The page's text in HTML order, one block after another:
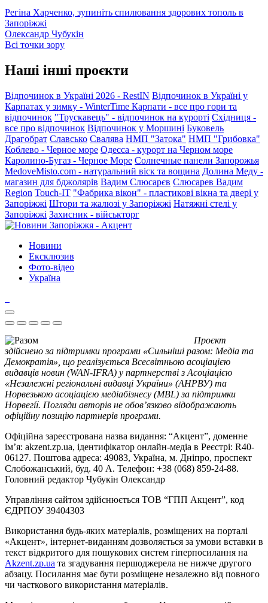
Регіна Харченко, зупиніть спилювання здорових тополь в
Запоріжжі
Олександр Чубукін
Всі точки зору
Наші інші проєкти
Відпочинок в Україні 2026 - RestIN Відпочинок в Україні у
Карпатах у зимку - WinterTime Карпати - все про гори та
відпочинок "Трускавець" - відпочинок на курорті Східниця -
все про відпочинок Відпочинок у Моршині Буковель
Драгобрат Славсько Свалява НМП "Затока" НМП "Грибовка"
Коблево - Черное море Одесса - курорт на Черном море
Каролино-Бугаз - Черное Море Солнечные панели Запорожья
MedoveMisto.com - натуральний віск та вощина Долина Меду -
магазин для бджолярів Вадим Слюсарєв Слюсарев Вадим
Region Touch-IT "Фабрика вікон" - пластикові вікна та двері у
Запоріжжі Штори та жалюзі у Запоріжжі Натяжні стелі у
Запоріжжі Захисник - військторг
Новини
Ексклюзив
Фото-відео
Україна
Проєкт
здійснено за підтримки програми «Сильніші разом: Медіа та
Демократія», що реалізується Всесвітньою асоціацією
видавців новин (WAN-IFRA) у партнерстві з Асоціацією
«Незалежні регіональні видавці України» (АНРВУ) та
Норвезькою асоціацією медіабізнесу (MBL) за підтримки
Норвегії. Погляди авторів не обов’язково відображають
офіційну позицію партнерів програми.
Офіційна зареєстрована назва видання: “Акцент”, доменне
ім’я: akzent.zp.ua, ідентифікатор онлайн-медіа в Реєстрі: R40-
06127. Поштова адреса: 49083, Україна, м. Дніпро, проспект
Слобожанський, буд. 40 А. Телефон: +38 (068) 859-24-88.
Головний редактор Чубукін Олександр
Управління сайтом здійснюється ТОВ “ГПП Акцент”, код
ЄДРПОУ 39404303
Використання будь-яких матеріалів, розміщених на порталі
«Акцент», інтернет-виданням дозволяється за умови вставки в
текст відкритого для пошукових систем гіперпосилання на
Akzent.zp.ua та згадування першоджерела не нижче другого
абзацу. Посилання має бути розміщене незалежно від повного
чи часткового використання матеріалів.